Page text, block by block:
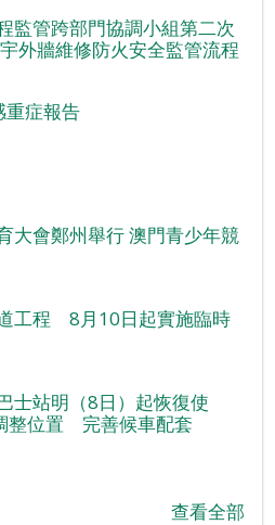
監管跨部門協調小組第二次
外牆維修防火安全監管流程
重症報告
大會鄭州舉行 澳門青少年競
工程 8月10日起實施臨時
士站明（8日）起恢復使
整位置 完善候車配套
查看全部